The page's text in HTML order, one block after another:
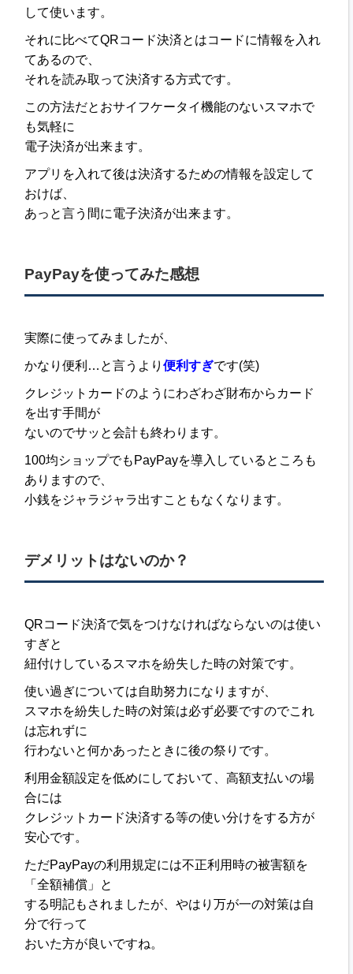
して使います。
それに比べてQRコード決済とはコードに情報を入れ
てあるので、
それを読み取って決済する方式です。
この方法だとおサイフケータイ機能のないスマホで
も気軽に
電子決済が出来ます。
アプリを入れて後は決済するための情報を設定して
おけば、
あっと言う間に電子決済が出来ます。
PayPayを使ってみた感想
実際に使ってみましたが、
かなり便利…と言うより便利すぎです(笑)
クレジットカードのようにわざわざ財布からカード
を出す手間が
ないのでサッと会計も終わります。
100均ショップでもPayPayを導入しているところも
ありますので、
小銭をジャラジャラ出すこともなくなります。
デメリットはないのか？
QRコード決済で気をつけなければならないのは使い
すぎと
紐付けしているスマホを紛失した時の対策です。
使い過ぎについては自助努力になりますが、
スマホを紛失した時の対策は必ず必要ですのでこれ
は忘れずに
行わないと何かあったときに後の祭りです。
利用金額設定を低めにしておいて、高額支払いの場
合には
クレジットカード決済する等の使い分けをする方が
安心です。
ただPayPayの利用規定には不正利用時の被害額を
「全額補償」と
する明記もされましたが、やはり万が一の対策は自
分で行って
おいた方が良いですね。